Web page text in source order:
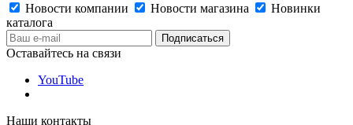
Новости компании
Новости магазина
Новинки
каталога
Оставайтесь на связи
YouTube
Наши контакты